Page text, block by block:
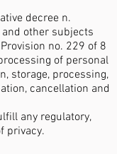
decree n.
other subjects
no. 229 of 8
of personal
storage, processing,
cancellation and
any regulatory,
privacy.